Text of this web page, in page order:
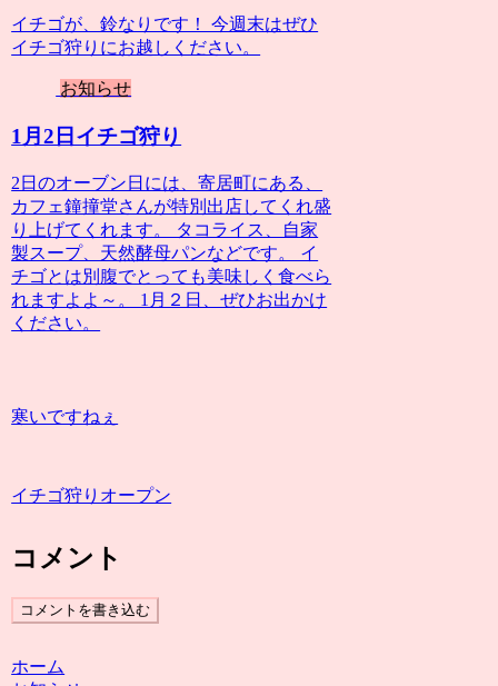
イチゴが、鈴なりです！ 今週末はぜひ
イチゴ狩りにお越しください。
お知らせ
1月2日イチゴ狩り
2日のオーブン日には、寄居町にある、
カフェ鐘撞堂さんが特別出店してくれ盛
り上げてくれます。 タコライス、自家
製スープ、天然酵母パンなどです。 イ
チゴとは別腹でとっても美味しく食べら
れますよよ～。 1月２日、ぜひお出かけ
ください。
寒いですねぇ
イチゴ狩りオープン
コメント
コメントを書き込む
ホーム